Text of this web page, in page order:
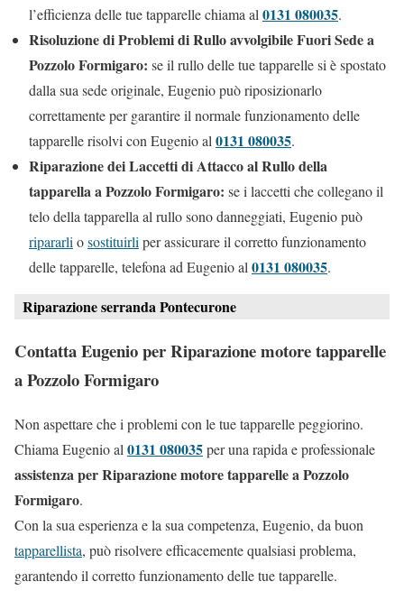
l’efficienza delle tue tapparelle chiama al0131 080035.
Risoluzione di Problemi di Rullo avvolgibile Fuori Sede a
Pozzolo Formigaro: se il rullo delle tue tapparelle si è spostato
dalla sua sede originale, Eugenio può riposizionarlo
correttamente per garantire il normale funzionamento delle
tapparelle risolvi con Eugenio al0131 080035.
Riparazione dei Laccetti di Attacco al Rullo della
tapparella a Pozzolo Formigaro: se i laccetti che collegano il
telo della tapparella al rullo sono danneggiati, Eugenio può
ripararliosostituirliper assicurare il corretto funzionamento
delle tapparelle, telefona ad Eugenio al0131 080035.
Riparazione serranda Pontecurone
Contatta Eugenio per Riparazione motore tapparelle
a Pozzolo Formigaro
Non aspettare che i problemi con le tue tapparelle peggiorino.
Chiama Eugenio al 0131 080035per una rapida e professionale
assistenza per Riparazione motore tapparelle a Pozzolo
Formigaro.
Con la sua esperienza e la sua competenza, Eugenio, da buon
tapparellista, può risolvere efficacemente qualsiasi problema,
garantendo il corretto funzionamento delle tue tapparelle.